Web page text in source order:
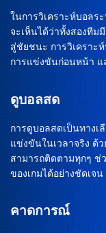
ในการวิเคราะห์บอลร
จะเห็นได้ว่าทั้งสองที
สู่ชัยชนะ การวิเคราะ
การแข่งขันก่อนหน้า แ
ดูบอลสด
การดูบอลสดเป็นทางเ
แข่งขันในเวลาจริง ด้
สามารถติดตามทุกๆ ช่
ของเกมได้อย่างชัดเจน
คาดการณ์